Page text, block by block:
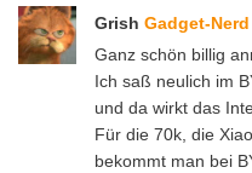
Grish Gadget-Nerd
Ganz schön billig
Ich saß neulich im
und da wirkt das
Für die 70k, die
bekommt man bei